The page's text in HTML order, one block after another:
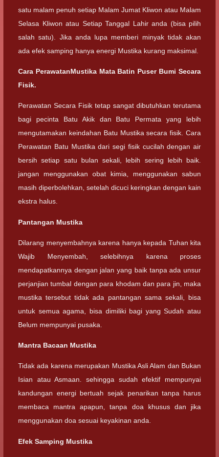
satu malam penuh setiap Malam Jumat Kliwon atau Malam
Selasa Kliwon atau Setiap Tanggal Lahir anda (bisa pilih
salah satu). Jika anda lupa memberi minyak tidak akan
ada efek samping hanya energi Mustika kurang maksimal.
Cara PerawatanMustika Mata Batin Puser Bumi Secara
Fisik.
Perawatan Secara Fisik tetap sangat dibutuhkan terutama
bagi pecinta Batu Akik dan Batu Permata yang lebih
mengutamakan keindahan Batu Mustika secara fisik. Cara
Perawatan Batu Mustika dari segi fisik cucilah dengan air
bersih setiap satu bulan sekali, lebih sering lebih baik.
jangan menggunakan obat kimia, menggunakan sabun
masih diperbolehkan, setelah dicuci keringkan dengan kain
ekstra halus.
Pantangan Mustika
Dilarang menyembahnya karena hanya kepada Tuhan kita
Wajib Menyembah, selebihnya karena proses
mendapatkannya dengan jalan yang baik tanpa ada unsur
perjanjian tumbal dengan para khodam dan para jin, maka
mustika tersebut tidak ada pantangan sama sekali, bisa
untuk semua agama, bisa dimiliki bagi yang Sudah atau
Belum mempunyai pusaka.
Mantra Bacaan Mustika
Tidak ada karena merupakan Mustika Asli Alam dan Bukan
Isian atau Asmaan. sehingga sudah efektif mempunyai
kandungan energi bertuah sejak penarikan tanpa harus
membaca mantra apapun, tanpa doa khusus dan jika
menggunakan doa sesuai keyakinan anda.
Efek Samping Mustika